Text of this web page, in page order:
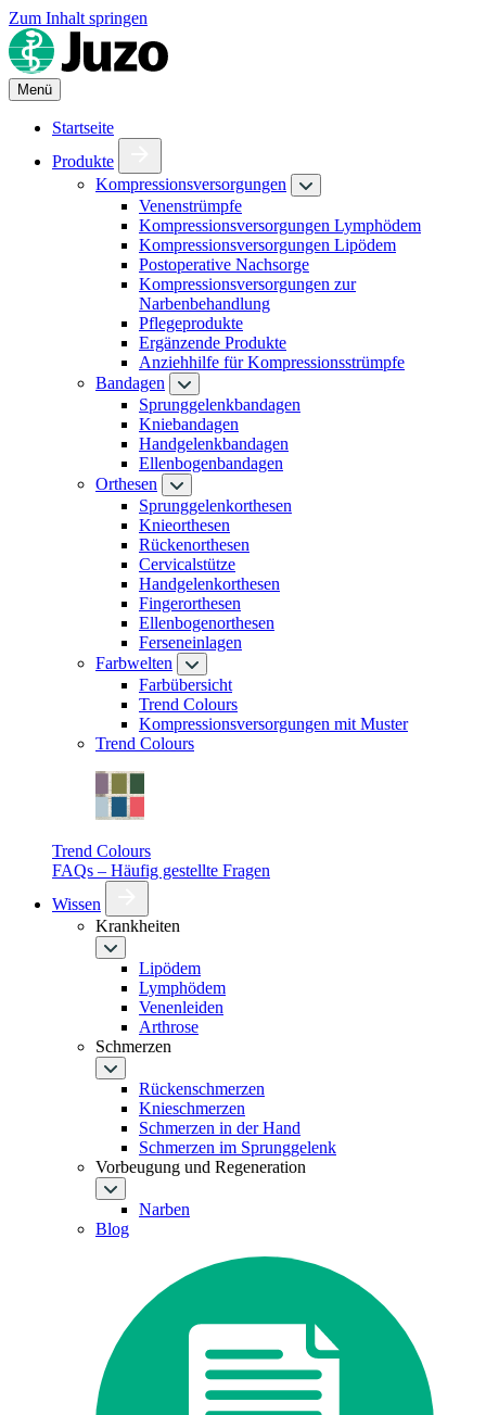
Zum Inhalt springen
Menü
Startseite
Produkte
Kompressionsversorgungen
Venenstrümpfe
Kompressionsversorgungen Lymphödem
Kompressionsversorgungen Lipödem
Postoperative Nachsorge
Kompressionsversorgungen zur
Narbenbehandlung
Pflegeprodukte
Ergänzende Produkte
Anziehhilfe für Kompressionsstrümpfe
Bandagen
Sprunggelenkbandagen
Kniebandagen
Handgelenkbandagen
Ellenbogenbandagen
Orthesen
Sprunggelenkorthesen
Knieorthesen
Rückenorthesen
Cervicalstütze
Handgelenkorthesen
Fingerorthesen
Ellenbogenorthesen
Ferseneinlagen
Farbwelten
Farbübersicht
Trend Colours
Kompressionsversorgungen mit Muster
Trend Colours
Trend Colours
FAQs – Häufig gestellte Fragen
Wissen
Krankheiten
Lipödem
Lymphödem
Venenleiden
Arthrose
Schmerzen
Rückenschmerzen
Knieschmerzen
Schmerzen in der Hand
Schmerzen im Sprunggelenk
Vorbeugung und Regeneration
Narben
Blog